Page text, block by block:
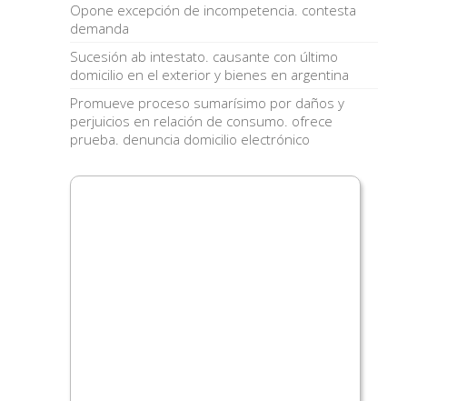
Opone excepción de incompetencia. contesta
demanda
Sucesión ab intestato. causante con último
domicilio en el exterior y bienes en argentina
Promueve proceso sumarísimo por daños y
perjuicios en relación de consumo. ofrece
prueba. denuncia domicilio electrónico